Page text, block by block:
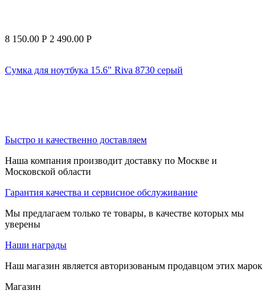
8 150.00 Р 2 490.00 Р
Сумка для ноутбука 15.6" Riva 8730 серый
Быстро и качественно доставляем
Наша компания производит доставку по Москве и
Московской области
Гарантия качества и сервисное обслуживание
Мы предлагаем только те товары, в качестве которых мы
уверены
Наши награды
Наш магазин является авторизованым продавцом этих марок
Магазин